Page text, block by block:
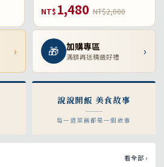
NT$ 1,480 NT$2,000
› 🎁 加購專區
滿額再送精選好禮 ›
說說開飯 美食故事
每一道菜餚都是一個故事
看全部 ›